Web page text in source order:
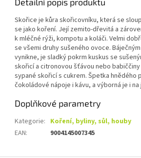
Skořice je kůra skořicovníku, která se
se jako koření. Její zemito-dřevitá a
k mléčné rýži, kompotu a koláči. Velmi
se všemi druhy sušeného ovoce.
vynikne, je sladký pokrm kuskus se
skořicí a citronovou šťávou nebo
sypané skořicí s cukrem. Špetka hnědého
čokoládové nápoje i kávu, a výborná je i na
Doplňkové parametry
Kategorie: Koření, byliny, sůl, houby
EAN: 9004145007345